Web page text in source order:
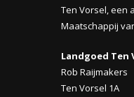
Ten Vorsel, een
Maatschappij
Landgoed Ten
Rob Raijmakers
Ten Vorsel 1A